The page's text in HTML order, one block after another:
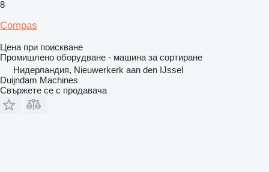
8
Compas
Цена при поискване
Промишлено оборудване - машина за сортиране
Нидерландия, Nieuwerkerk aan den IJssel
Duijndam Machines
Свържете се с продавача